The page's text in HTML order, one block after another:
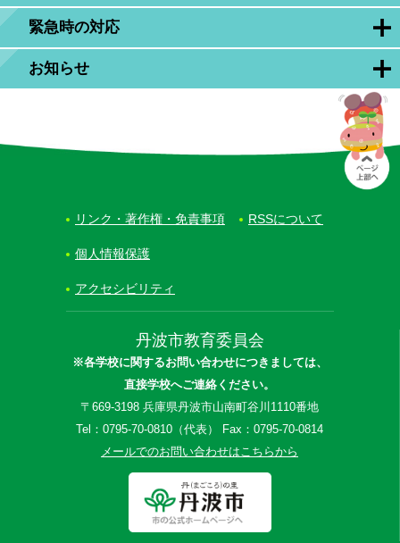
緊急時の対応
お知らせ
丹波市教育委員会
※各学校に関するお問い合わせにつきましては、
直接学校へご連絡ください。
〒669-3198 兵庫県丹波市山南町谷川1110番地
Tel：0795-70-0810（代表） Fax：0795-70-0814
メールでのお問い合わせはこちらから
リンク・著作権・免責事項 RSSについて
個人情報保護
アクセシビリティ